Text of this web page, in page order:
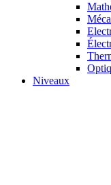
Niveaux